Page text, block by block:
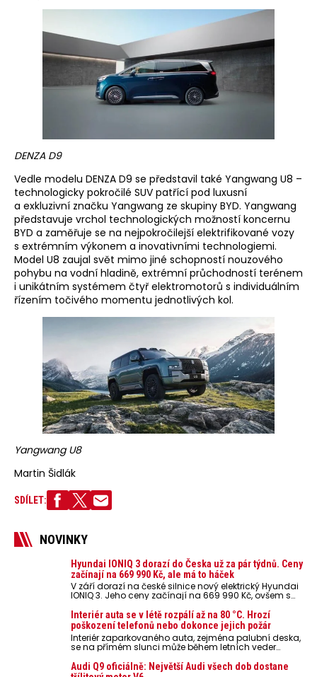
DENZA D9
Vedle modelu DENZA D9 se představil také Yangwang U8 –
technologicky pokročilé SUV patřící pod luxusní
a exkluzivní značku Yangwang ze skupiny BYD. Yangwang
představuje vrchol technologických možností koncernu
BYD a zaměřuje se na nejpokročilejší elektrifikované vozy
s extrémním výkonem a inovativními technologiemi.
Model U8 zaujal svět mimo jiné schopností nouzového
pohybu na vodní hladině, extrémní průchodností terénem
i unikátním systémem čtyř elektromotorů s individuálním
řízením točivého momentu jednotlivých kol.
Yangwang U8
Martin Šidlák
SDÍLET:
NOVINKY
Hyundai IONIQ 3 dorazí do Česka už za pár týdnů. Ceny
začínají na 669 990 Kč, ale má to háček
V září dorazí na české silnice nový elektrický Hyundai
IONIQ 3. Jeho ceny začínají na 669 990 Kč, ovšem s
případně 529 579 Kč bez DPH pro firemní zákazníky a
podnikatele. Ceníková cena zatím není známa.
Interiér auta se v létě rozpálí až na 80 °C. Hrozí
poškození telefonů nebo dokonce jejich požár
Interiér zaparkovaného auta, zejména palubní deska,
se na přímém slunci může během letních veder
nebezpečí pro odložené mobilní telefony, powerbanky
Audi Q9 oficiálně: Největší Audi všech dob dostane